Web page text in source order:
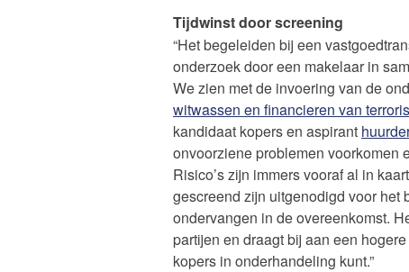
Tijdwinst door screening
“Het begeleiden bij een
onderzoek door een makelaar in
We zien met de invoering van de
witwassen en financieren van
kandidaat kopers en aspirant
onvoorziene problemen voorkomen
Risico’s zijn immers vooraf al in
gescreend zijn uitgenodigd voor
ondervangen in de overeenkomst.
partijen en draagt bij aan een
kopers in onderhandeling kunt.”